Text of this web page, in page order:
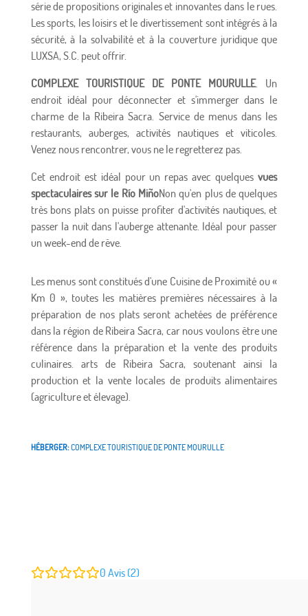
série de propositions originales et innovantes dans le rues.
Les sports, les loisirs et le divertissement sont intégrés à la
sécurité, à la solvabilité et à la couverture juridique que
LUXSA, S.C. peut offrir.
COMPLEXE TOURISTIQUE DE PONTE MOURULLE. Un
endroit idéal pour déconnecter et s'immerger dans le
charme de la Ribeira Sacra. Service de menus dans les
restaurants, auberges, activités nautiques et viticoles.
Venez nous rencontrer, vous ne le regretterez pas.
Cet endroit est idéal pour un repas avec quelquesvues
spectaculaires sur le Río MiñoNon qu'en plus de quelques
très bons plats on puisse profiter d'activités nautiques, et
passer la nuit dans l'auberge attenante. Idéal pour passer
un week-end de rêve.
Les menus sont constitués d'une Cuisine de Proximité ou «
Km 0 », toutes les matières premières nécessaires à la
préparation de nos plats seront achetées de préférence
dans la région de Ribeira Sacra, car nous voulons être une
référence dans la préparation et la vente des produits
culinaires. arts de Ribeira Sacra, soutenant ainsi la
production et la vente locales de produits alimentaires
(agriculture et élevage).
HÉBERGER:COMPLEXE TOURISTIQUE DE PONTE MOURULLE
0 Avis (2)